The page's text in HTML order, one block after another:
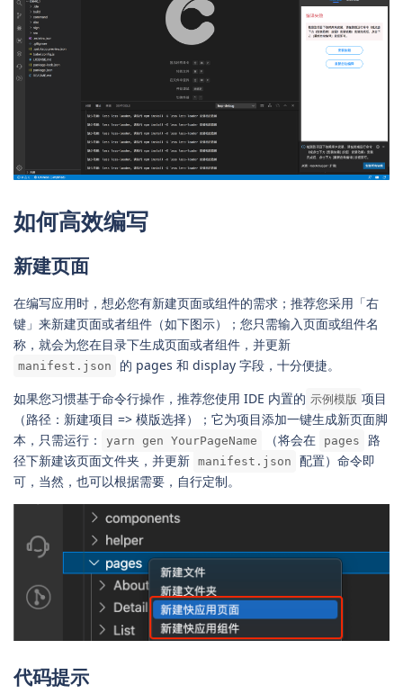
如何高效编写
新建页面
在编写应用时，想必您有新建页面或组件的需求；推荐您采用「右
键」来新建页面或者组件（如下图示）；您只需输入页面或组件名
称，就会为您在目录下生成页面或者组件，并更新
manifest.json
的 pages 和 display 字段，十分便捷。
如果您习惯基于命令行操作，推荐您使用 IDE 内置的 示例模版 项目
（路径：新建项目 => 模版选择）；它为项目添加一键生成新页面脚
本，只需运行：
yarn gen YourPageName （将会在 pages
路
径下新建该页面文件夹，并更新 manifest.json
配置）命令即
可，当然，也可以根据需要，自行定制。
代码提示